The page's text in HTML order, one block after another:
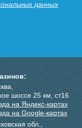
данных
шоссе 25 км, ст16
на Яндекс-картах
на Google-картах
обл.,